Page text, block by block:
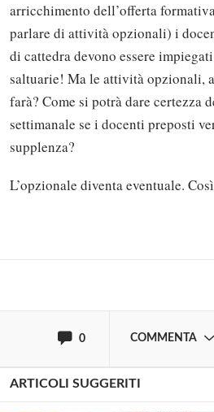
arricchimento dell’offerta
parlare di attività opzionali) i
di cattedra devono essere
saltuarie! Ma le attività opzionali,
farà? Come si potrà dare certezza
settimanale se i docenti preposti
supplenza?
L’opzionale diventa eventuale.
0 COMMENTA
Solo gli utenti registrati
ARTICOLI SUGGERITI